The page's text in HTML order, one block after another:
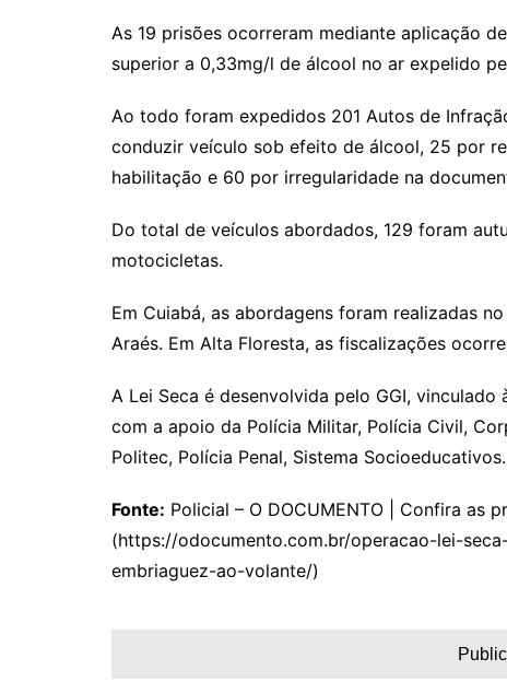
As 19 prisões ocorreram mediante aplicação
superior a 0,33mg/l de álcool no ar expelido
Ao todo foram expedidos 201 Autos de
conduzir veículo sob efeito de álcool, 25 por
habilitação e 60 por irregularidade na
Do total de veículos abordados, 129 foram
motocicletas.
Em Cuiabá, as abordagens foram realizadas
Araés. Em Alta Floresta, as fiscalizações
A Lei Seca é desenvolvida pelo GGI,
com a apoio da Polícia Militar, Polícia Civil,
Politec, Polícia Penal, Sistema Socioeducativos.
Fonte: Policial – O DOCUMENTO | Confira as
(https://odocumento.com.br/operacao-lei-
embriaguez-ao-volante/)